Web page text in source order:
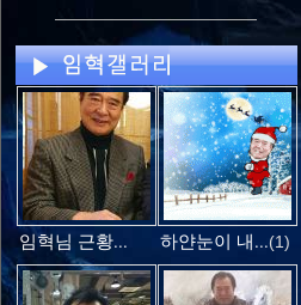
임혁님 근황... 하얀눈이 내...(1)